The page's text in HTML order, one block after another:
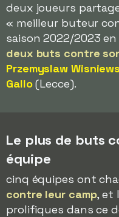
deux joueurs
« meilleur buteur
saison 2022/2023 en
deux buts contre
Przemyslaw
Gallo(Lecce).
Le plus de buts
équipe
cinq équipes ont
contre leur camp, et
prolifiques dans ce